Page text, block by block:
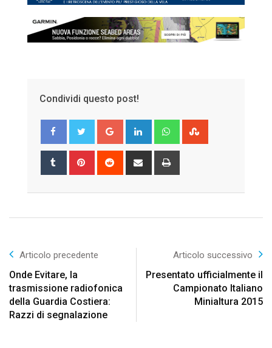
Condividi questo post!
Google+ LinkedIn Whatsapp
Tumblr Pinterest Reddit
Share
Articolo precedente
Onde Evitare, la
trasmissione radiofonica
della Guardia Costiera:
Razzi di segnalazione
Articolo successivo
Presentato ufficialmente il
Campionato Italiano
Minialtura 2015